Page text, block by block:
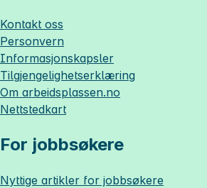
Kontakt oss
Personvern
Informasjonskapsler
Tilgjengelighetserklæring
Om arbeidsplassen.no
Nettstedkart
For jobbsøkere
Nyttige artikler for jobbsøkere